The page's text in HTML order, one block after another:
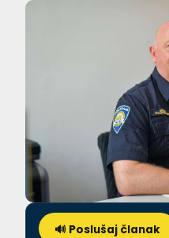
🔊 Poslušaj članak